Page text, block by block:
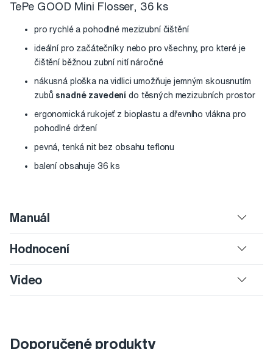
TePe GOOD Mini Flosser, 36 ks
pro rychlé a pohodlné mezizubní čištění
ideální pro začátečníky nebo pro všechny, pro které je
čištění běžnou zubní nití náročné
nákusná ploška na vidlici umožňuje jemným skousnutím
zubů snadné zavedení do těsných mezizubních prostor
ergonomická rukojeť z bioplastu a dřevního vlákna pro
pohodlné držení
pevná, tenká nit bez obsahu teflonu
balení obsahuje 36 ks
Manuál
Hodnocení
Video
Doporučené produkty